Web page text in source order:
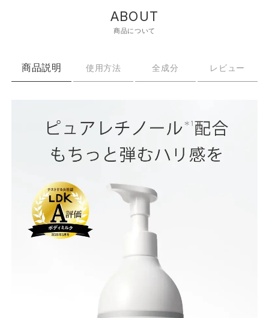
ABOUT
商品について
商品説明 使用方法 全成分 レビュー